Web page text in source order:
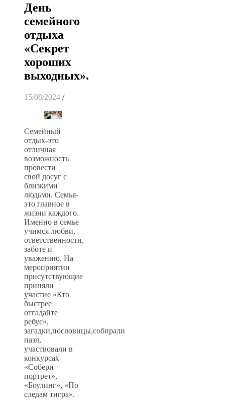
День
семейного
отдыха
«Секрет
хороших
выходных».
15/08/2024 /
Семейный
отдых-это
отличная
возможность
провести
свой досуг с
близкими
людьми. Семья-
это главное в
жизни каждого.
Именно в семье
учимся любви,
ответственности,
заботе и
уважению. На
мероприятии
присутствующие
приняли
участие «Кто
быстрее
отгадайте
ребус»,
загадки,пословицы,собирали
пазл,
участвовали в
конкурсах
«Собери
портрет»,
«Боулинг», «По
следам тигра».